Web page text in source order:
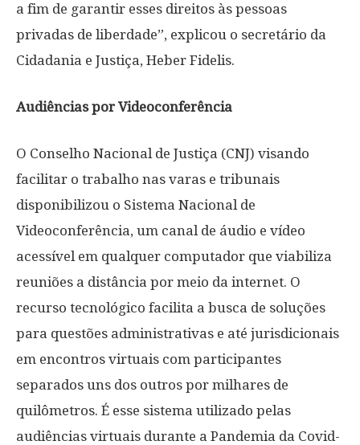
a fim de garantir esses direitos às pessoas
privadas de liberdade”, explicou o secretário da
Cidadania e Justiça, Heber Fidelis.
Audiências por Videoconferência
O Conselho Nacional de Justiça (CNJ) visando
facilitar o trabalho nas varas e tribunais
disponibilizou o Sistema Nacional de
Videoconferência, um canal de áudio e vídeo
acessível em qualquer computador que viabiliza
reuniões a distância por meio da internet. O
recurso tecnológico facilita a busca de soluções
para questões administrativas e até jurisdicionais
em encontros virtuais com participantes
separados uns dos outros por milhares de
quilômetros. É esse sistema utilizado pelas
audiências virtuais durante a Pandemia da Covid-